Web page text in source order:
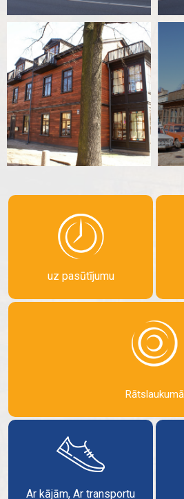
uz pasūtījumu
Rātslaukumā
Ar kājām, Ar transportu